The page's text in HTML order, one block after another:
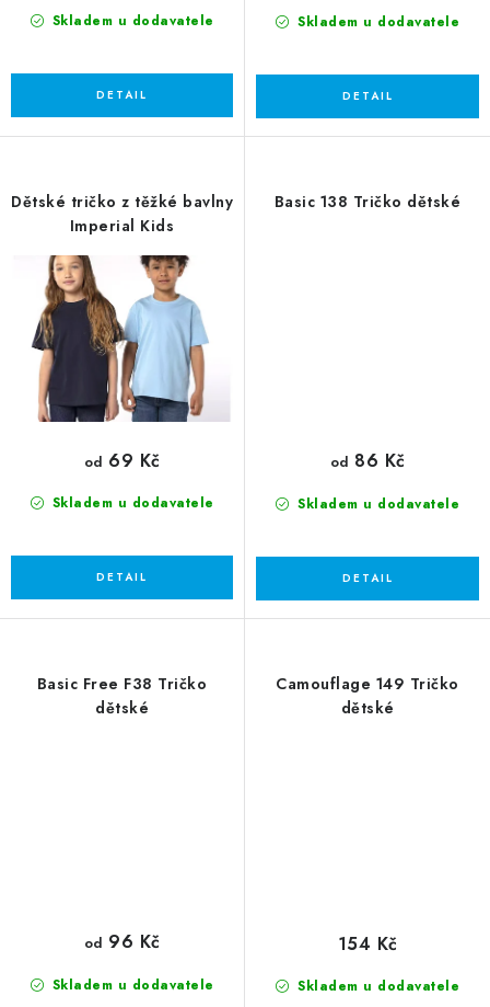
Skladem u dodavatele Skladem u dodavatele
Dětské tričko z těžké bavlny
Imperial Kids
Skladem u dodavatele
od 69 Kč
Basic 138 Tričko dětské
Skladem u dodavatele
od 86 Kč
Basic Free F38 Tričko
dětské
Skladem u dodavatele
od 96 Kč
Camouflage 149 Tričko
dětské
Skladem u dodavatele
154 Kč